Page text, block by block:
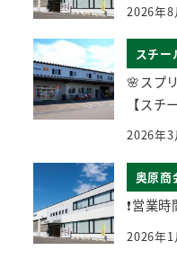
2026年8
スチー
🌸スプ
【スチ
2026年3
奥原商
❗営業
2026年1